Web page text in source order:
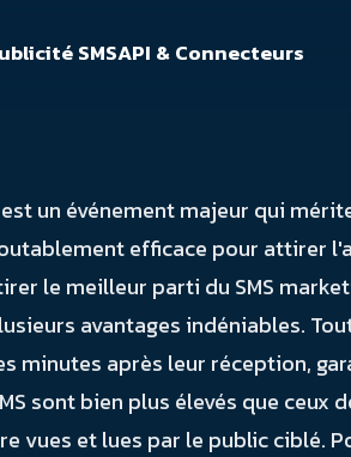
SMSAPI & Connecteurs
un événement majeur qui
efficace pour attirer
le meilleur parti du SMS
avantages indéniables.
minutes après leur réception,
sont bien plus élevés que
vues et lues par le public